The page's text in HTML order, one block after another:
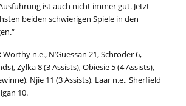
ist auch nicht immer gut. Jetzt
beiden schwierigen Spiele in den
Worthy n.e., N’Guessan 21, Schröder 6,
Zylka 8 (3 Assists), Obiesie 5 (4 Assists),
Njie 11 (3 Assists), Laar n.e., Sherfield
10.